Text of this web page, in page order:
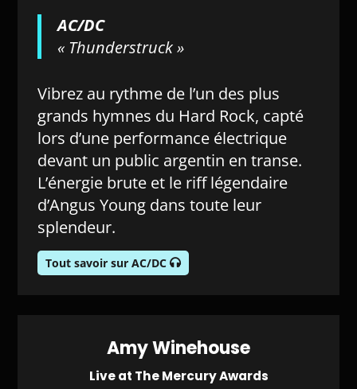
AC/DC
« Thunderstruck »
Vibrez au rythme de l’un des plus
grands hymnes du Hard Rock, capté
lors d’une performance électrique
devant un public argentin en transe.
L’énergie brute et le riff légendaire
d’Angus Young dans toute leur
splendeur.
Tout savoir sur AC/DC
Amy Winehouse
Live at The Mercury Awards